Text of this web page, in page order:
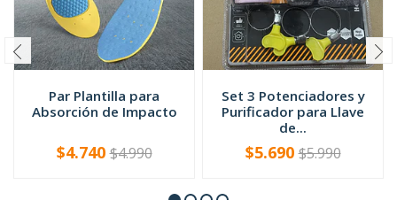
Par Plantilla para
Absorción de Impacto
VER OPCIONES
$4.740$4.990
Set 3 Potenciadores y
Purificador para Llave
de...
+
$5.690$5.990